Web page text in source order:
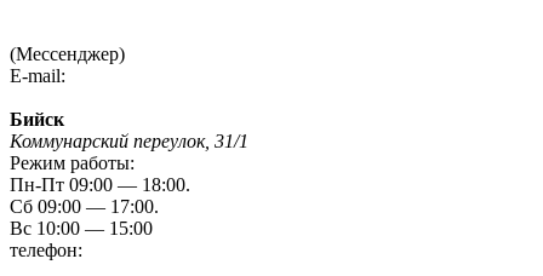
(Мессенджер)
E-mail:
Бийск
Коммунарский переулок, 31/1
Режим работы:
Пн-Пт 09:00 — 18:00.
Сб 09:00 — 17:00.
Вс 10:00 — 15:00
телефон: